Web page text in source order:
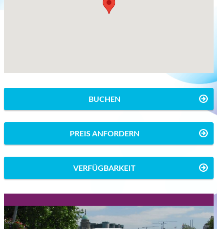
BUCHEN
PREIS ANFORDERN
VERFÜGBARKEIT